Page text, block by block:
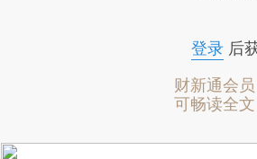
登录后
财新通会员
可畅读全文